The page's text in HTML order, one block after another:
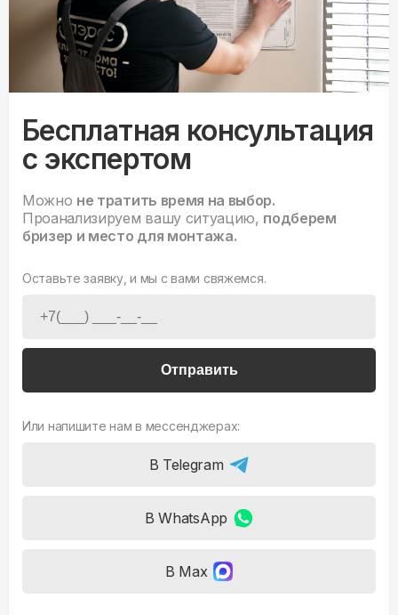
Бесплатная консультация
с экспертом
Можно не тратить время на выбор.
Проанализируем вашу ситуацию, подберем
бризер и место для монтажа.
Оставьте заявку, и мы с вами свяжемся.
Отправить
Или напишите нам в мессенджерах:
В Telegram
В WhatsApp
В Max